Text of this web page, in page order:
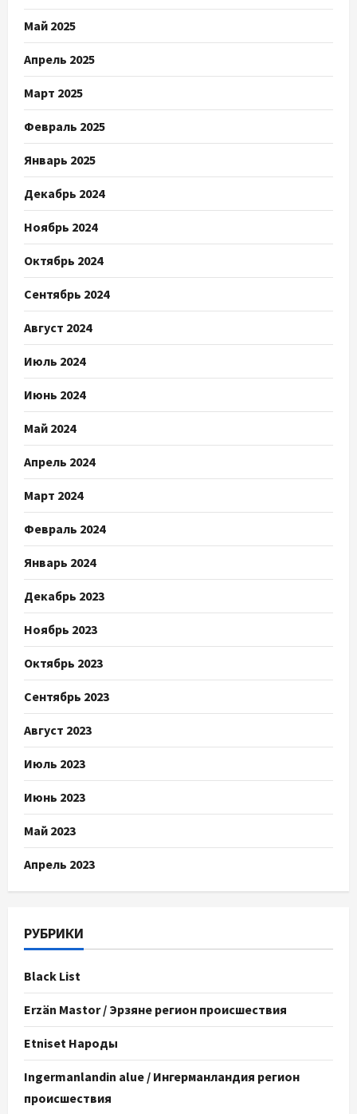
Май 2025
Апрель 2025
Март 2025
Февраль 2025
Январь 2025
Декабрь 2024
Ноябрь 2024
Октябрь 2024
Сентябрь 2024
Август 2024
Июль 2024
Июнь 2024
Май 2024
Апрель 2024
Март 2024
Февраль 2024
Январь 2024
Декабрь 2023
Ноябрь 2023
Октябрь 2023
Сентябрь 2023
Август 2023
Июль 2023
Июнь 2023
Май 2023
Апрель 2023
РУБРИКИ
Black List
Erzän Mastor / Эрзяне регион происшествия
Etniset Народы
Ingermanlandin alue / Ингерманландия регион
происшествия